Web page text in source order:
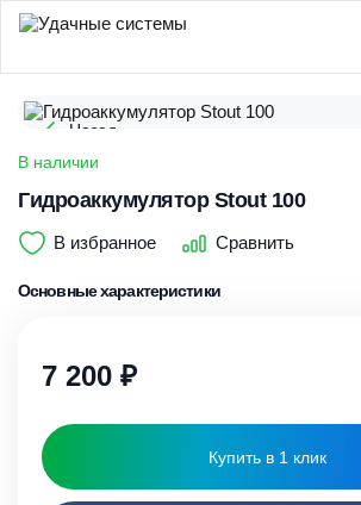
Назад
В наличии
Гидроаккумулятор Stout 100
В избранное Сравнить
Основные характеристики
7 200 ₽
Купить в 1 клик